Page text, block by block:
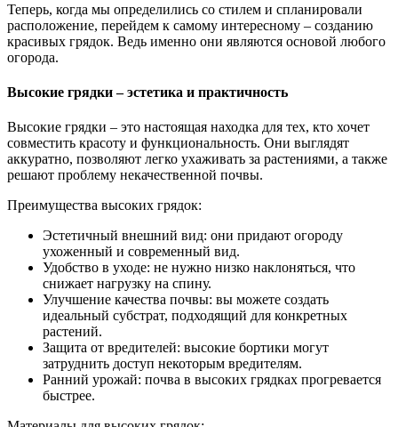
Теперь, когда мы определились со стилем и спланировали
расположение, перейдем к самому интересному – созданию
красивых грядок. Ведь именно они являются основой любого
огорода.
Высокие грядки – эстетика и практичность
Высокие грядки – это настоящая находка для тех, кто хочет
совместить красоту и функциональность. Они выглядят
аккуратно, позволяют легко ухаживать за растениями, а также
решают проблему некачественной почвы.
Преимущества высоких грядок:
Эстетичный внешний вид: они придают огороду
ухоженный и современный вид.
Удобство в уходе: не нужно низко наклоняться, что
снижает нагрузку на спину.
Улучшение качества почвы: вы можете создать
идеальный субстрат, подходящий для конкретных
растений.
Защита от вредителей: высокие бортики могут
затруднить доступ некоторым вредителям.
Ранний урожай: почва в высоких грядках прогревается
быстрее.